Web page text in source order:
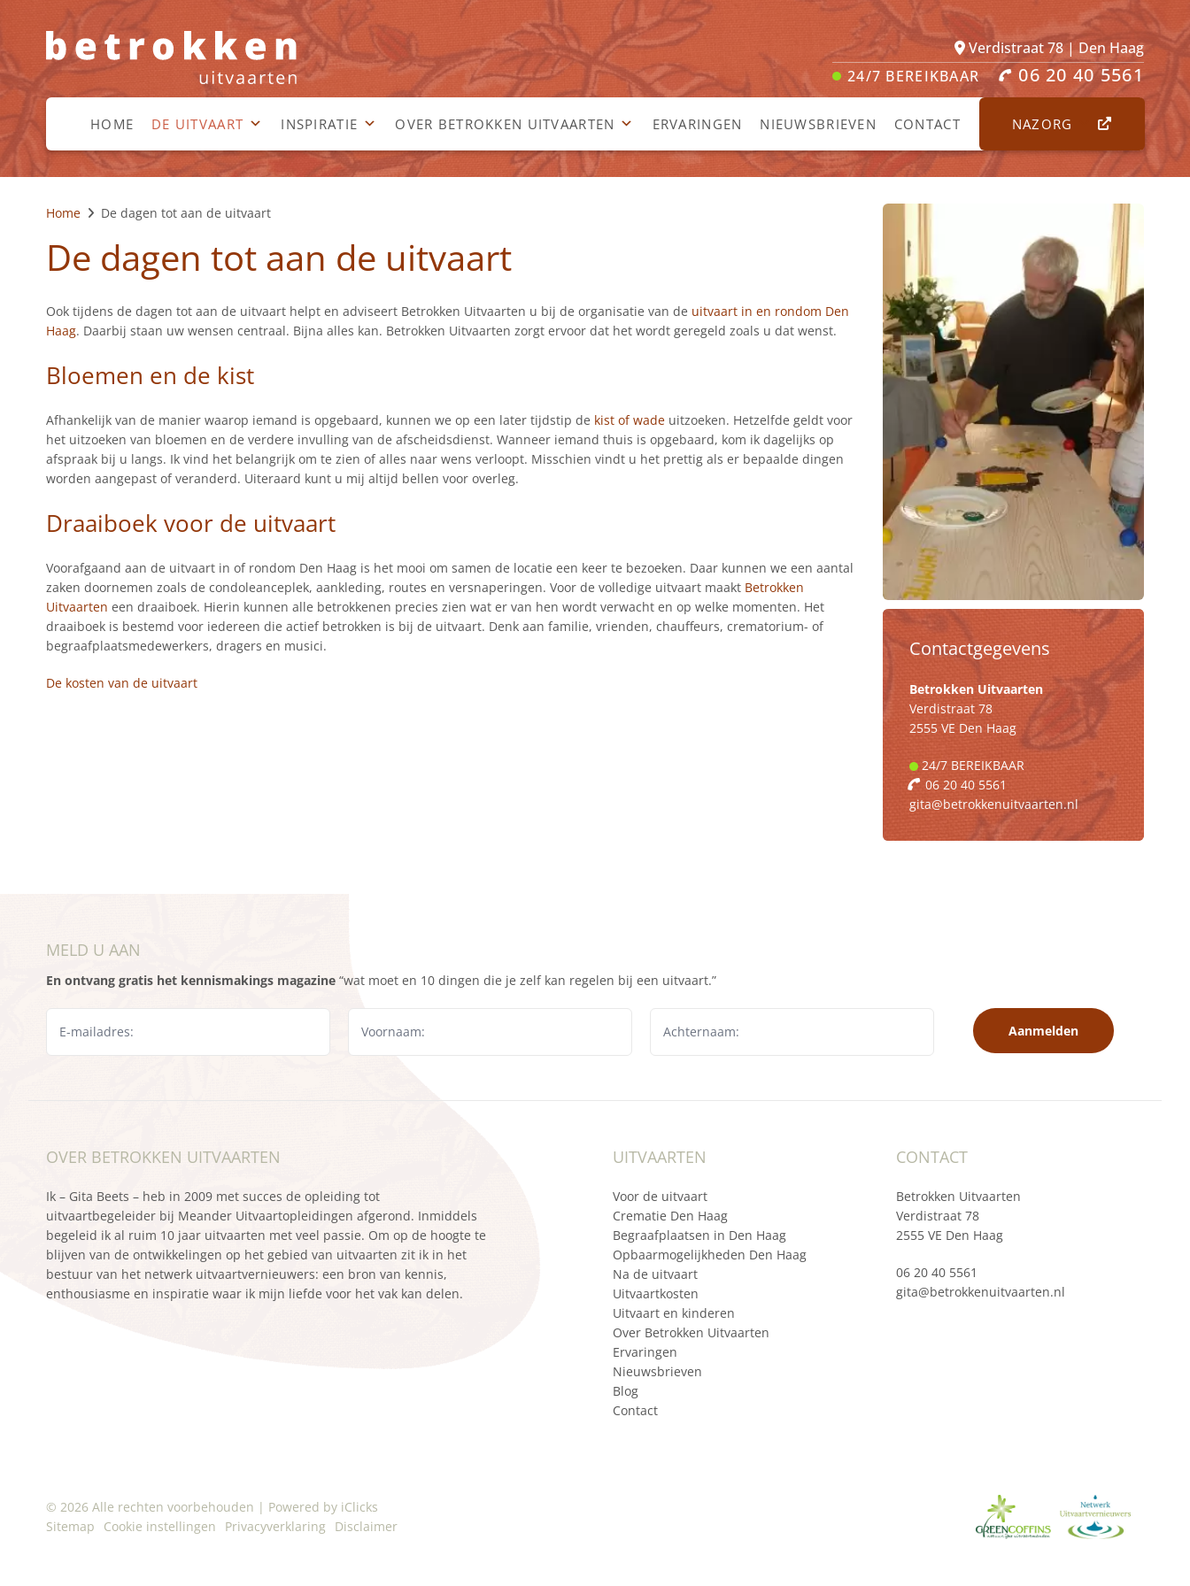
Verdistraat 78 | Den Haag
24/7 BEREIKBAAR 06 20 40 5561
HOME DE UITVAART INSPIRATIE OVER BETROKKEN UITVAARTEN ERVARINGEN NIEUWSBRIEVEN CONTACT NAZORG
Home De dagen tot aan de uitvaart
De dagen tot aan de uitvaart
Ook tijdens de dagen tot aan de uitvaart helpt en adviseert Betrokken Uitvaarten u bij de organisatie van de uitvaart in en rondom Den
Haag. Daarbij staan uw wensen centraal. Bijna alles kan. Betrokken Uitvaarten zorgt ervoor dat het wordt geregeld zoals u dat wenst.
Bloemen en de kist
Afhankelijk van de manier waarop iemand is opgebaard, kunnen we op een later tijdstip de kist of wade uitzoeken. Hetzelfde geldt voor
het uitzoeken van bloemen en de verdere invulling van de afscheidsdienst. Wanneer iemand thuis is opgebaard, kom ik dagelijks op
afspraak bij u langs. Ik vind het belangrijk om te zien of alles naar wens verloopt. Misschien vindt u het prettig als er bepaalde dingen
worden aangepast of veranderd. Uiteraard kunt u mij altijd bellen voor overleg.
Draaiboek voor de uitvaart
Voorafgaand aan de uitvaart in of rondom Den Haag is het mooi om samen de locatie een keer te bezoeken. Daar kunnen we een aantal
zaken doornemen zoals de condoleanceplek, aankleding, routes en versnaperingen. Voor de volledige uitvaart maakt Betrokken
Uitvaarten een draaiboek. Hierin kunnen alle betrokkenen precies zien wat er van hen wordt verwacht en op welke momenten. Het
draaiboek is bestemd voor iedereen die actief betrokken is bij de uitvaart. Denk aan familie, vrienden, chauffeurs, crematorium- of
begraafplaatsmedewerkers, dragers en musici.
De kosten van de uitvaart
Contactgegevens
Betrokken Uitvaarten
Verdistraat 78
2555 VE Den Haag
24/7 BEREIKBAAR
06 20 40 5561
gita@betrokkenuitvaarten.nl
MELD U AAN
En ontvang gratis het kennismakings magazine “wat moet en 10 dingen die je zelf kan regelen bij een uitvaart.”
Aanmelden
OVER BETROKKEN UITVAARTEN
Ik – Gita Beets – heb in 2009 met succes de opleiding tot
uitvaartbegeleider bij Meander Uitvaartopleidingen afgerond. Inmiddels
begeleid ik al ruim 10 jaar uitvaarten met veel passie. Om op de hoogte te
blijven van de ontwikkelingen op het gebied van uitvaarten zit ik in het
bestuur van het netwerk uitvaartvernieuwers: een bron van kennis,
enthousiasme en inspiratie waar ik mijn liefde voor het vak kan delen.
UITVAARTEN
Voor de uitvaart
Crematie Den Haag
Begraafplaatsen in Den Haag
Opbaarmogelijkheden Den Haag
Na de uitvaart
Uitvaartkosten
Uitvaart en kinderen
Over Betrokken Uitvaarten
Ervaringen
Nieuwsbrieven
Blog
Contact
CONTACT
Betrokken Uitvaarten
Verdistraat 78
2555 VE Den Haag
06 20 40 5561
gita@betrokkenuitvaarten.nl
© 2026 Alle rechten voorbehouden | Powered by iClicks
Sitemap
Cookie instellingen Privacyverklaring Disclaimer